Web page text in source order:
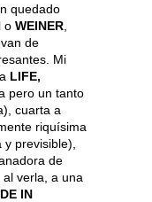
quedado
o WEINER
de
Mi
LIFE,
pero un tanto
cuarta a
riquísima
previsible),
de
verla, a una
IN